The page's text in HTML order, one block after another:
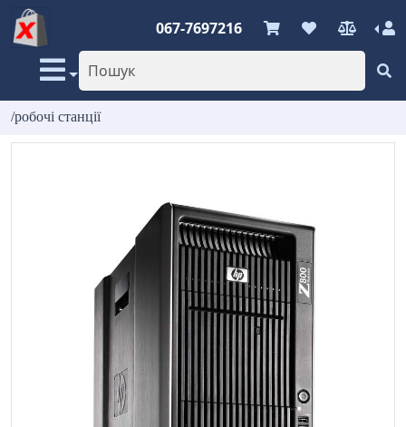
067-7697216
/робочі станції